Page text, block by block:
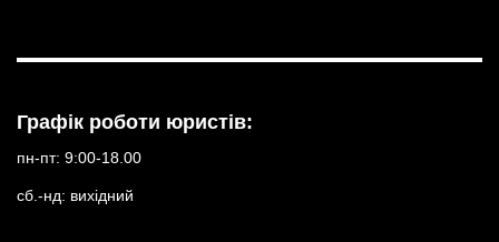
Графік роботи юристів:
пн-пт: 9:00-18.00
сб.-нд: вихідний